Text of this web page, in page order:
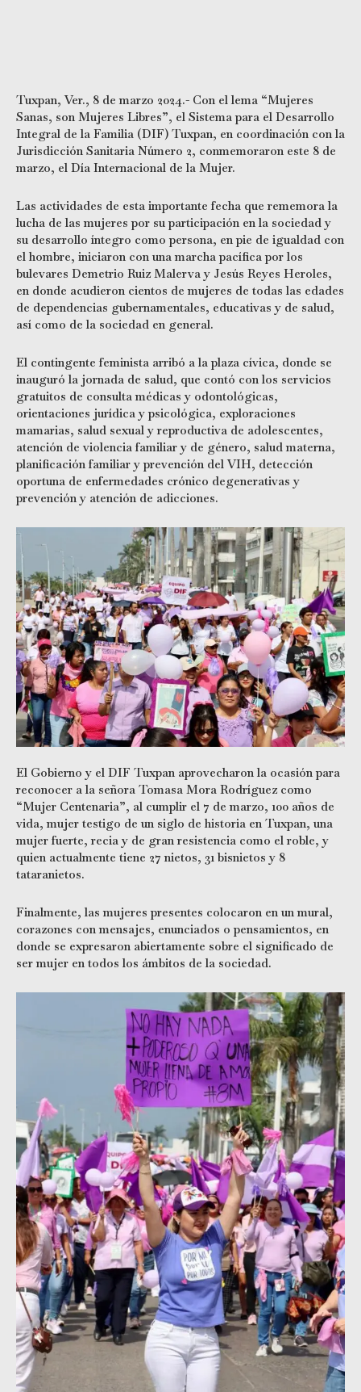
Tuxpan, Ver., 8 de marzo 2024.- Con el lema “Mujeres
Sanas, son Mujeres Libres”, el Sistema para el Desarrollo
Integral de la Familia (DIF) Tuxpan, en coordinación con la
Jurisdicción Sanitaria Número 2, conmemoraron este 8 de
marzo, el Día Internacional de la Mujer.
Las actividades de esta importante fecha que rememora la
lucha de las mujeres por su participación en la sociedad y
su desarrollo íntegro como persona, en pie de igualdad con
el hombre, iniciaron con una marcha pacífica por los
bulevares Demetrio Ruiz Malerva y Jesús Reyes Heroles,
en donde acudieron cientos de mujeres de todas las edades
de dependencias gubernamentales, educativas y de salud,
así como de la sociedad en general.
El contingente feminista arribó a la plaza cívica, donde se
inauguró la jornada de salud, que contó con los servicios
gratuitos de consulta médicas y odontológicas,
orientaciones jurídica y psicológica, exploraciones
mamarias, salud sexual y reproductiva de adolescentes,
atención de violencia familiar y de género, salud materna,
planificación familiar y prevención del VIH, detección
oportuna de enfermedades crónico degenerativas y
prevención y atención de adicciones.
El Gobierno y el DIF Tuxpan aprovecharon la ocasión para
reconocer a la señora Tomasa Mora Rodríguez como
“Mujer Centenaria”, al cumplir el 7 de marzo, 100 años de
vida, mujer testigo de un siglo de historia en Tuxpan, una
mujer fuerte, recia y de gran resistencia como el roble, y
quien actualmente tiene 27 nietos, 31 bisnietos y 8
tataranietos.
Finalmente, las mujeres presentes colocaron en un mural,
corazones con mensajes, enunciados o pensamientos, en
donde se expresaron abiertamente sobre el significado de
ser mujer en todos los ámbitos de la sociedad.